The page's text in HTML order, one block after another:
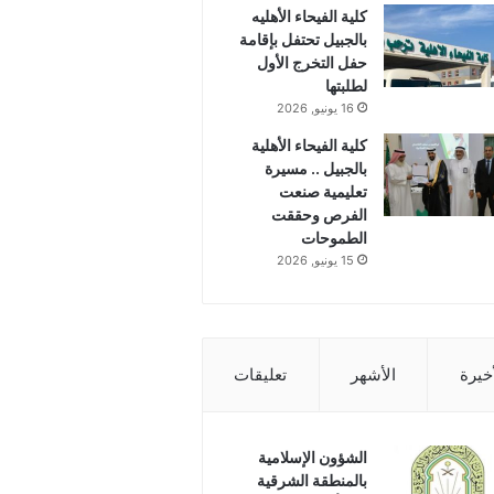
كلية الفيحاء الأهليه
بالجبيل تحتفل بإقامة
حفل التخرج الأول
لطلبتها
16 يونيو, 2026
كلية الفيحاء الأهلية
بالجبيل .. مسيرة
تعليمية صنعت
الفرص وحققت
الطموحات
15 يونيو, 2026
الأشهر تعليقات
الشؤون الإسلامية
بالمنطقة الشرقية